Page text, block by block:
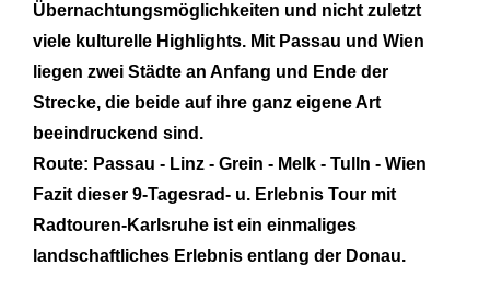
Übernachtungsmöglichkeiten und nicht zuletzt
viele kulturelle Highlights. Mit Passau und Wien
liegen zwei Städte an Anfang und Ende der
Strecke, die beide auf ihre ganz eigene Art
beeindruckend sind.
Route: Passau - Linz - Grein - Melk - Tulln - Wien
Fazit dieser 9-Tagesrad- u. Erlebnis Tour mit
Radtouren-Karlsruhe ist ein einmaliges
landschaftliches Erlebnis entlang der Donau.